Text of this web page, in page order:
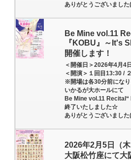
ありがとうございまし
Be Mine vol.11
『KOBU』～It's
開催します！
＜開催日＞2026年4月4
＜開演＞１回目13:30 /
※開場は各30分前になり
いかるが大ホールにて
Be Mine vol.11 Recital“
終了いたしました☆
ありがとうございまし
2026年2月5日（木
大阪松竹座にて大